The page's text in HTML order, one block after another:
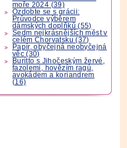
moře 2024 (39)
Ozdobte se s grácii:
Průvodce výběrem
dámských doplňků (55)
Sedm nejkrásnějších měst v
celém Chorvatsku (37)
Papír, obyčejná neobyčejná
věc (30)
Buritto s Jihočeským žervé,
fazolemi, hovězím ragú,
avokádem a koriandrem
(16)